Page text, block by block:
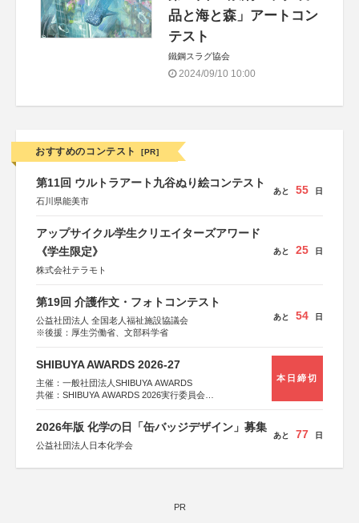
品と海と森」アートコン
テスト
鐵鋼スラグ協会
2024/09/10 10:00
おすすめのコンテスト [PR]
第11回 ウルトラアート九谷ぬり絵コンテスト
石川県能美市
あと 55 日
アップサイクル学生クリエイターズアワード
《学生限定》
株式会社テラモト
あと 25 日
第19回 介護作文・フォトコンテスト
公益社団法人 全国老人福祉施設協議会
※後援：厚生労働省、文部科学省
あと 54 日
SHIBUYA AWARDS 2026-27
主催：一般社団法人SHIBUYA AWARDS
共催：SHIBUYA AWARDS 2026実行委員会
本日締切
2026年版 化学の日「缶バッジデザイン」募集
公益社団法人日本化学会
あと 77 日
PR